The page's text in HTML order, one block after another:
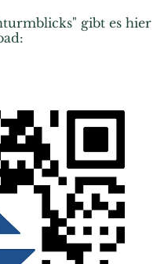
gibt es hier